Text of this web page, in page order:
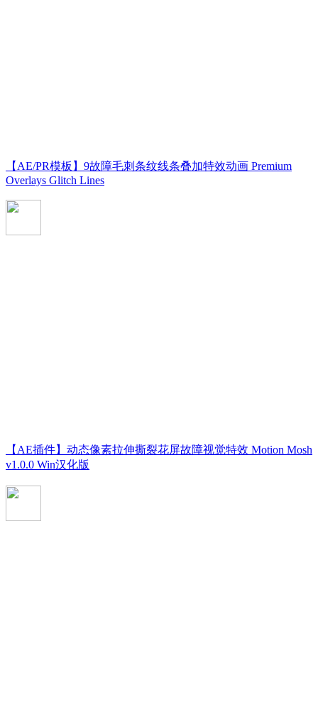
【AE/PR模板】9故障毛刺条纹线条叠加特效动画 Premium
Overlays Glitch Lines
【AE插件】动态像素拉伸撕裂花屏故障视觉特效 Motion Mosh
v1.0.0 Win汉化版